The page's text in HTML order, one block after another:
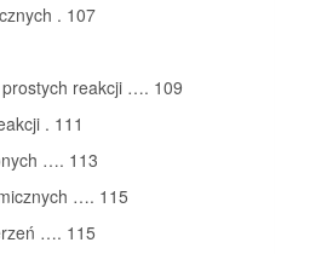
. 107
reakcji …. 109
. 111
…. 113
…. 115
…. 115